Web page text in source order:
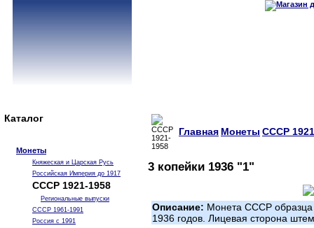
Каталог
Монеты
Княжеская и Царская Русь
Российская Империя до 1917
СССР 1921-1958
Региональные выпуски
СССР 1961-1991
Россия с 1991
Главная Монеты СССР
3 копейки 1936 "1"
Описание: Монета СССР образца
1936 годов. Лицевая сторона